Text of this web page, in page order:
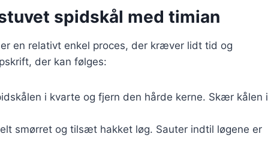
spidskål med timian
en relativt enkel proces, der kræver lidt tid og
der kan følges:
i kvarte og fjern den hårde kerne. Skær kålen i
smørret og tilsæt hakket løg. Sauter indtil løgene er